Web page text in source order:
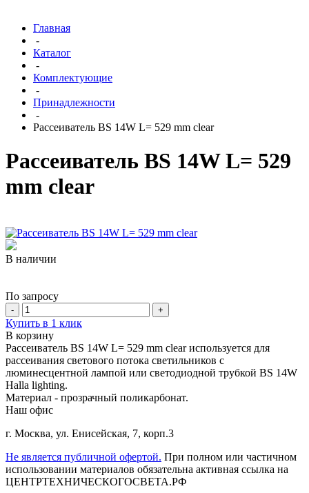
Главная
-
Каталог
-
Комплектующие
-
Принадлежности
-
Рассеиватель BS 14W L= 529 mm clear
Рассеиватель BS 14W L= 529
mm clear
В наличии
По запросу
- +
Купить в 1 клик
В корзину
Рассеиватель BS 14W L= 529 mm clear используется для
рассеивания светового потока светильников с
люминесцентной лампой или светодиодной трубкой BS 14W
Halla lighting.
Материал - прозрачный поликарбонат.
Наш офис
г. Москва, ул. Енисейская, 7, корп.3
Не является публичной офертой. При полном или частичном
использовании материалов обязательна активная ссылка на
ЦЕНТРТЕХНИЧЕСКОГОСВЕТА.РФ